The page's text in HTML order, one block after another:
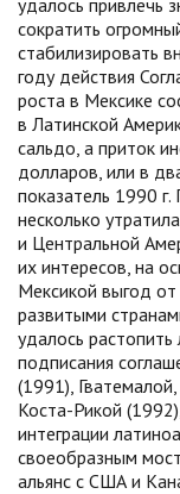
удалось привлечь
сократить
стабилизировать
году действия
роста в Мексике
в Латинской
сальдо, а приток
долларов, или в
показатель 1990
несколько
и Центральной
их интересов, на
Мексикой выгод
развитыми
удалось
подписания
(1991),
Коста-Рикой
интеграции
своеобразным
альянс с США и